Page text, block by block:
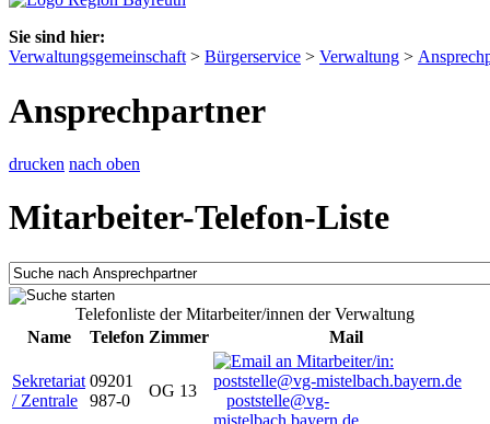
Sie sind hier:
Verwaltungsgemeinschaft > Bürgerservice > Verwaltung >
Ansprechpartner
drucken nach oben
Mitarbeiter-Telefon-Liste
Telefonliste der Mitarbeiter/innen der Verwaltung
Name
Telefon Zimmer Mail
Sekretariat
/ Zentrale
09201
987-0
OG 13
poststelle@vg-
mistelbach.bayern.de